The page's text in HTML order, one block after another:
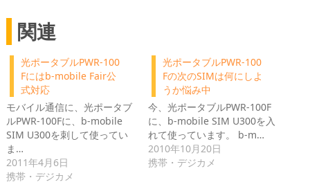
関連
光ポータブルPWR-100
Fにはb-mobile Fair公
式対応
モバイル通信に、光ポータブ
ルPWR-100Fに、b-mobile
SIM U300を刺して使ってい
ま…
2011年4月6日
携帯・デジカメ
光ポータブルPWR-100
Fの次のSIMは何にしよ
うか悩み中
今、光ポータブルPWR-100F
に、b-mobile SIM U300を入
れて使っています。 b-m…
2010年10月20日
携帯・デジカメ